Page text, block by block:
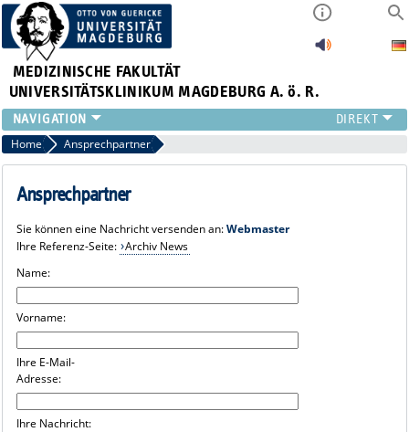
MEDIZINISCHE FAKULTÄT
UNIVERSITÄTSKLINIKUM MAGDEBURG A. ö. R.
INSTITUTE
KLINIKEN
ZENTRALE EINRICHTUNGEN
PRESSE
INTERNATIONAL
INTRANET
Home Ansprechpartner
Ansprechpartner
Sie können eine Nachricht versenden an:Webmaster
Ihre Referenz-Seite: Archiv News
Name:
Vorname:
Ihre E-Mail-
Adresse:
Ihre Nachricht: